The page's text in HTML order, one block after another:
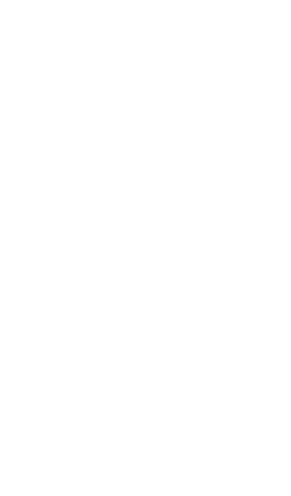
食生活に六十年間、細心の日
。母は夫が亡くなると重荷を
意のクリームコロッケ、作っ
い〉と断られてしまう。夫に
食事に夫君はあまり辛口は言
はこの妻と娘を得て幸せな生
。食を切り口に「頑固な昭和